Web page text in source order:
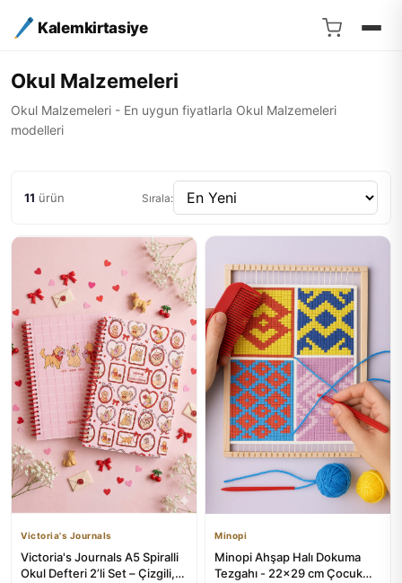
Kalemkirtasiye
Okul Malzemeleri
Okul Malzemeleri - En uygun fiyatlarla Okul Malzemeleri
modelleri
11 ürün Sırala:
Victoria's Journals
Victoria's Journals A5 Spiralli
Okul Defteri 2’li Set – Çizgili,
Minopi
Minopi Ahşap Halı Dokuma
Tezgahı - 22x29 cm Çocuk